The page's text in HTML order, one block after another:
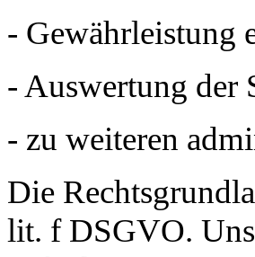
- Gewährleistung
- Auswertung der
- zu weiteren
Die
lit. f DSGVO.